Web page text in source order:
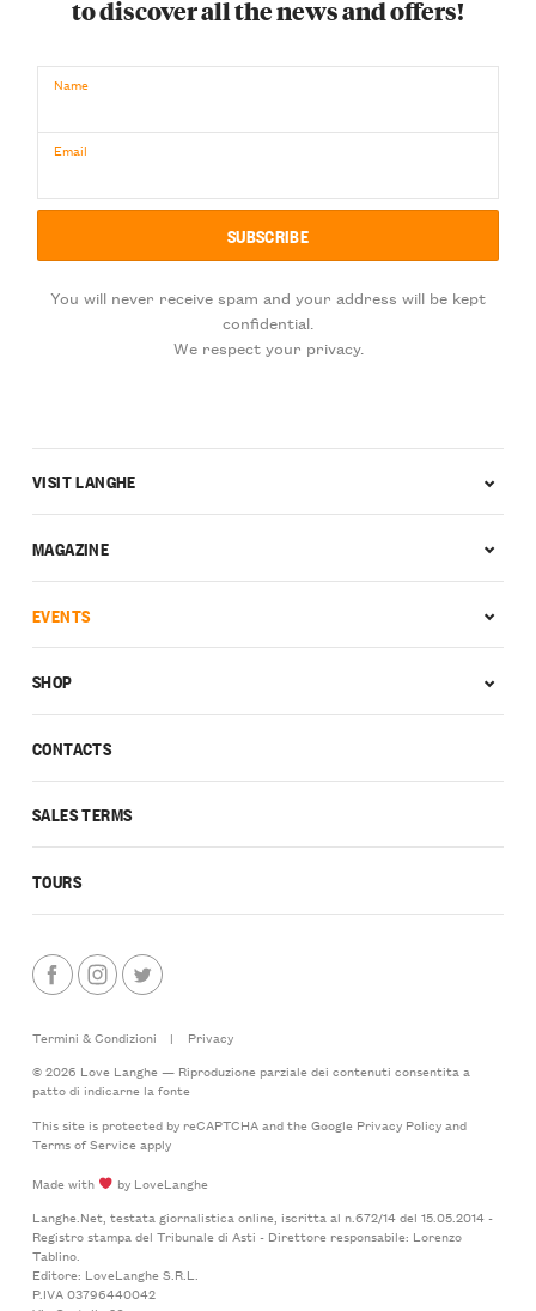
to discover all the news and offers!
Name
Email
You will never receive spam and your address will be kept
confidential.
We respect your privacy.
CONTACTS
SALES TERMS
TOURS
VISIT LANGHE
MAGAZINE
EVENTS
SHOP
Termini & Condizioni |
Privacy
© 2026 Love Langhe — Riproduzione parziale dei contenuti consentita a
patto di indicarne la fonte
This site is protected by reCAPTCHA and the Google Privacy Policyand
Terms of Serviceapply
Made with
by LoveLanghe
Langhe.Net, testata giornalistica online, iscritta al n.672/14 del 15.05.2014 -
Registro stampa del Tribunale di Asti - Direttore responsabile: Lorenzo
Tablino.
Editore: LoveLanghe S.R.L.
P.IVA 03796440042